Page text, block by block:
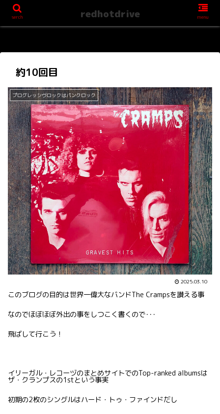
約10回目
プログレッシヴロックはパンクロック
2025.03.10
このブログの目的は世界一偉大なバンドThe Crampsを讃える事
なのでほぼほぼ外出の事をしつこく書くので･･･
飛ばして行こう！
イリーガル・レコーヅのまとめサイトでのTop-ranked albumsは
ザ・クランプスの1stという事実
初期の2枚のシングルはハード・トゥ・ファインドだし
serch redhotdrive menu